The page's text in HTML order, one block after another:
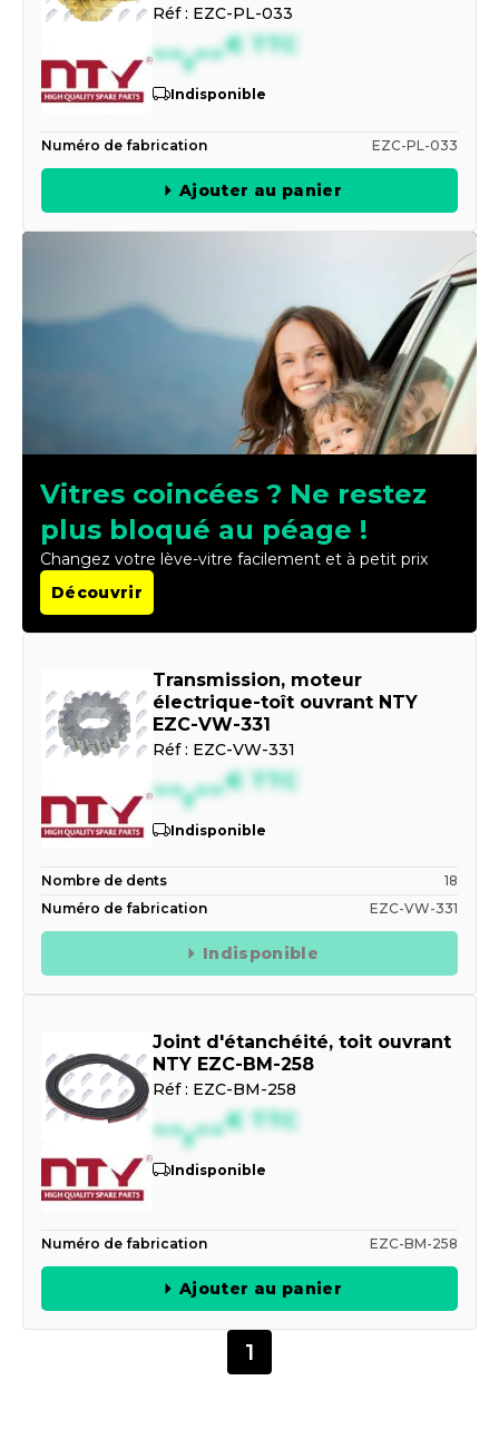
Réf : EZC-PL-033
--,--€ TTC
Indisponible
Numéro de fabrication EZC-PL-033
Ajouter au panier
Vitres coincées ? Ne restez
plus bloqué au péage !
Changez votre lève-vitre facilement et à petit prix
Découvrir
Transmission, moteur
électrique-toît ouvrant NTY
EZC-VW-331
Réf : EZC-VW-331
--,--€ TTC
Indisponible
Nombre de dents
18
Numéro de fabrication
EZC-VW-331
Indisponible
Joint d'étanchéité, toit ouvrant
NTY EZC-BM-258
Réf : EZC-BM-258
--,--€ TTC
Indisponible
Numéro de fabrication EZC-BM-258
Ajouter au panier
1